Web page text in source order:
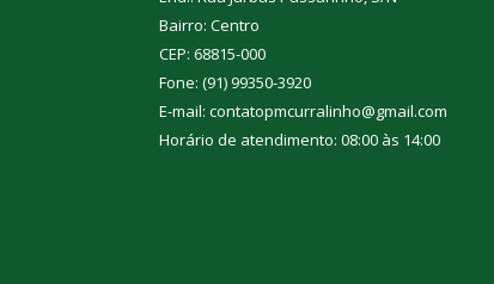
Bairro: Centro
CEP: 68815-000
Fone: (91) 99350-3920
E-mail: contatopmcurralinho@gmail.com
Horário de atendimento: 08:00 às 14:00